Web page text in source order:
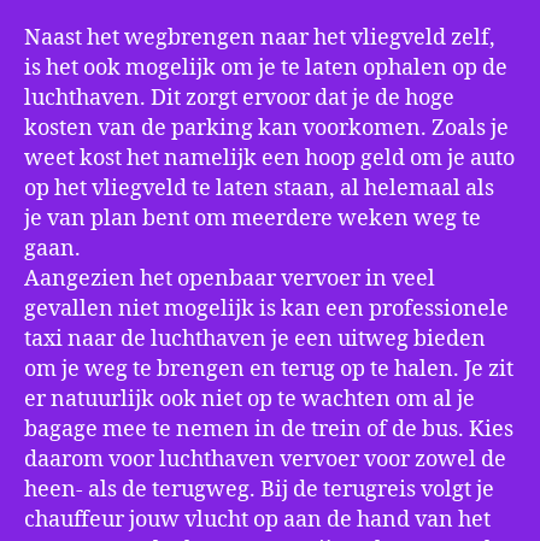
Naast het wegbrengen naar het vliegveld zelf,
is het ook mogelijk om je te laten ophalen op de
luchthaven. Dit zorgt ervoor dat je de hoge
kosten van de parking kan voorkomen. Zoals je
weet kost het namelijk een hoop geld om je auto
op het vliegveld te laten staan, al helemaal als
je van plan bent om meerdere weken weg te
gaan.
Aangezien het openbaar vervoer in veel
gevallen niet mogelijk is kan een professionele
taxi naar de luchthaven je een uitweg bieden
om je weg te brengen en terug op te halen. Je zit
er natuurlijk ook niet op te wachten om al je
bagage mee te nemen in de trein of de bus. Kies
daarom voor luchthaven vervoer voor zowel de
heen- als de terugweg. Bij de terugreis volgt je
chauffeur jouw vlucht op aan de hand van het